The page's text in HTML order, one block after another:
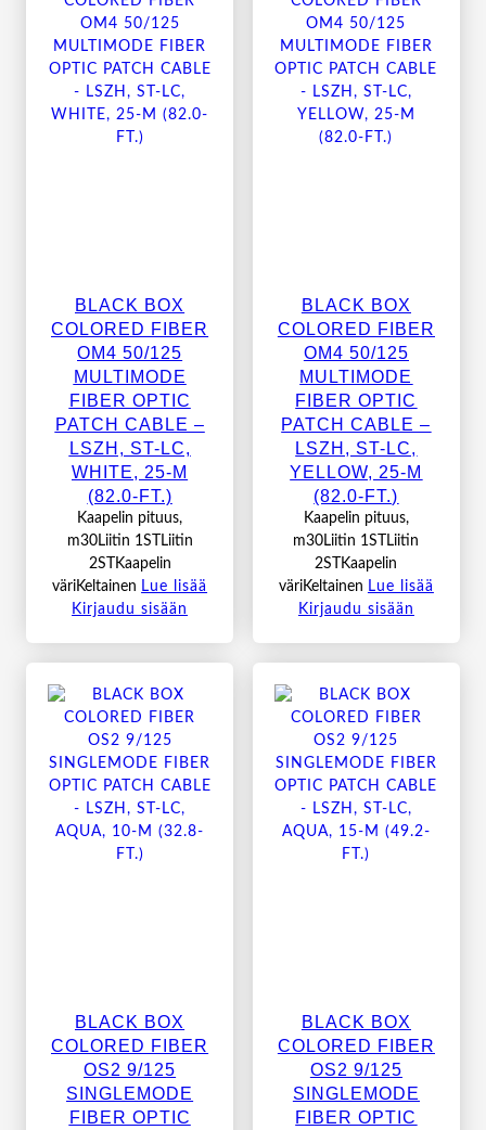
BLACK BOX
COLORED FIBER
OM4 50/125
MULTIMODE
FIBER OPTIC
PATCH CABLE –
LSZH, ST-LC,
WHITE, 25-M
(82.0-FT.)
Kaapelin pituus,
m30Liitin 1STLiitin
2STKaapelin
väriKeltainen Lue lisää
Kirjaudu sisään
BLACK BOX
COLORED FIBER
OM4 50/125
MULTIMODE
FIBER OPTIC
PATCH CABLE –
LSZH, ST-LC,
YELLOW, 25-M
(82.0-FT.)
Kaapelin pituus,
m30Liitin 1STLiitin
2STKaapelin
väriKeltainen Lue lisää
Kirjaudu sisään
BLACK BOX
COLORED FIBER
OS2 9/125
SINGLEMODE
FIBER OPTIC
BLACK BOX
COLORED FIBER
OS2 9/125
SINGLEMODE
FIBER OPTIC